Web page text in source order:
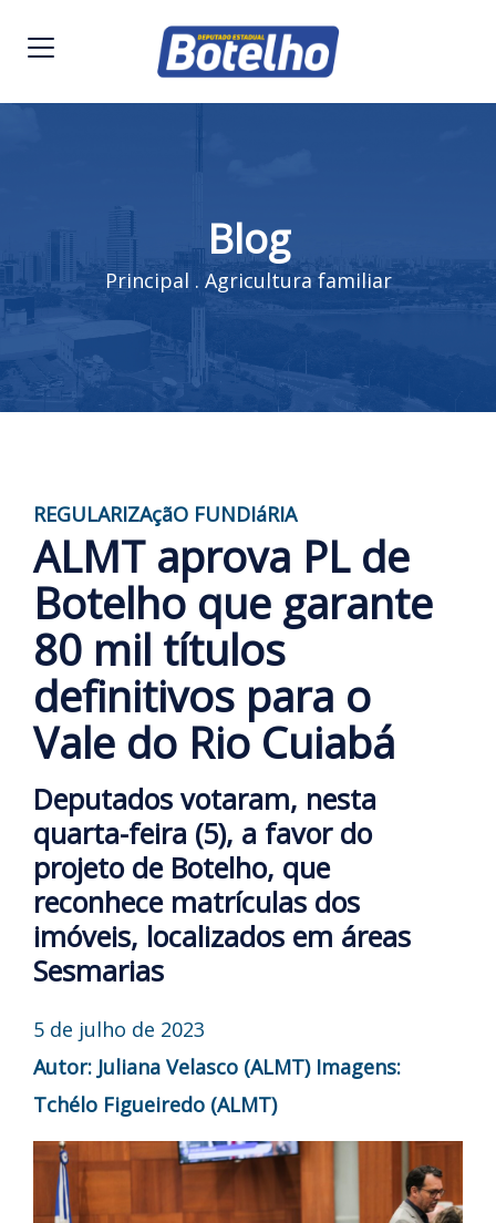
Blog
Principal . Agricultura familiar
REGULARIZAçãO FUNDIáRIA
ALMT aprova PL de
Botelho que garante
80 mil títulos
definitivos para o
Vale do Rio Cuiabá
Deputados votaram, nesta
quarta-feira (5), a favor do
projeto de Botelho, que
reconhece matrículas dos
imóveis, localizados em áreas
Sesmarias
5 de julho de 2023
Autor: Juliana Velasco (ALMT) Imagens:
Tchélo Figueiredo (ALMT)